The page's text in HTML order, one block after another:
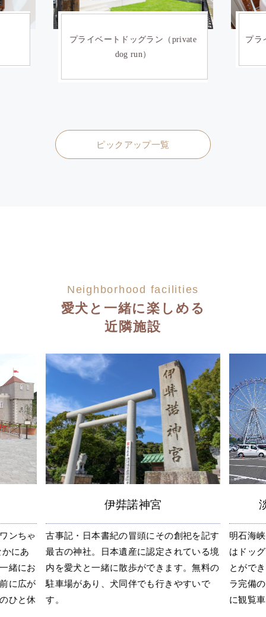
プライベートドッグラン（private
dog run）
プラ
ピックアップ一覧
Neighborhood facilities
愛犬と一緒に楽しめる
近隣施設
ンちゃ
にあ
緒にお
に広が
ひと休
伊弉諾神宮
古事記・日本書紀の冒頭にその創祀を記す
最古の神社。日本遺産に認定されている境
内を愛犬と一緒に散歩ができます。無料の
駐車場があり、犬同伴でも行きやすいで
す。
明石海
はドッ
とがで
ラ完備
に観覧